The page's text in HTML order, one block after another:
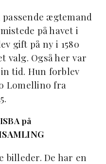
ægtemand
på havet i
gift på ny i 1580
valg. Også her var
tid. Hun forblev
Lomellino fra
på
billeder. De har en